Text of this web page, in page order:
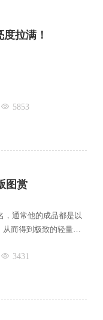
拉满！
5853
图赏
，通常他的成品都是以
而得到极致的轻量，
3431